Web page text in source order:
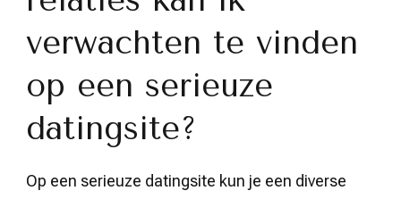
verwachten te vinden
op een serieuze
datingsite?
Op een serieuze datingsite kun je een diverse